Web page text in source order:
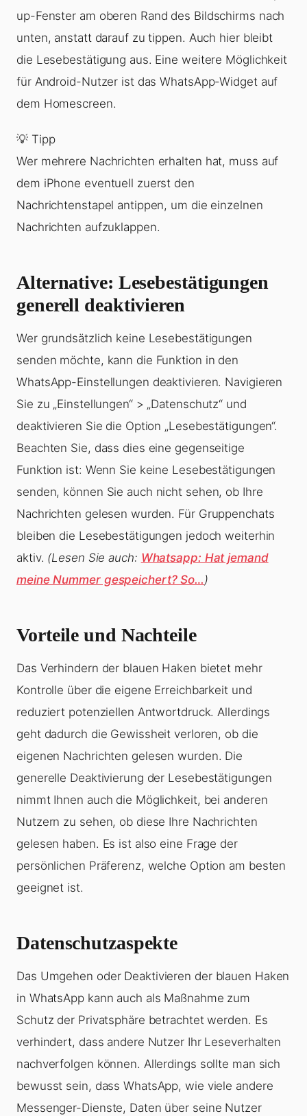
up-Fenster am oberen Rand des Bildschirms nach
unten, anstatt darauf zu tippen. Auch hier bleibt
die Lesebestätigung aus. Eine weitere Möglichkeit
für Android-Nutzer ist das WhatsApp-Widget auf
dem Homescreen.
💡 Tipp
Wer mehrere Nachrichten erhalten hat, muss auf
dem iPhone eventuell zuerst den
Nachrichtenstapel antippen, um die einzelnen
Nachrichten aufzuklappen.
Alternative: Lesebestätigungen
generell deaktivieren
Wer grundsätzlich keine Lesebestätigungen
senden möchte, kann die Funktion in den
WhatsApp-Einstellungen deaktivieren. Navigieren
Sie zu „Einstellungen“ > „Datenschutz“ und
deaktivieren Sie die Option „Lesebestätigungen“.
Beachten Sie, dass dies eine gegenseitige
Funktion ist: Wenn Sie keine Lesebestätigungen
senden, können Sie auch nicht sehen, ob Ihre
Nachrichten gelesen wurden. Für Gruppenchats
bleiben die Lesebestätigungen jedoch weiterhin
aktiv. (Lesen Sie auch: Whatsapp: Hat jemand
meine Nummer gespeichert? So…)
Vorteile und Nachteile
Das Verhindern der blauen Haken bietet mehr
Kontrolle über die eigene Erreichbarkeit und
reduziert potenziellen Antwortdruck. Allerdings
geht dadurch die Gewissheit verloren, ob die
eigenen Nachrichten gelesen wurden. Die
generelle Deaktivierung der Lesebestätigungen
nimmt Ihnen auch die Möglichkeit, bei anderen
Nutzern zu sehen, ob diese Ihre Nachrichten
gelesen haben. Es ist also eine Frage der
persönlichen Präferenz, welche Option am besten
geeignet ist.
Datenschutzaspekte
Das Umgehen oder Deaktivieren der blauen Haken
in WhatsApp kann auch als Maßnahme zum
Schutz der Privatsphäre betrachtet werden. Es
verhindert, dass andere Nutzer Ihr Leseverhalten
nachverfolgen können. Allerdings sollte man sich
bewusst sein, dass WhatsApp, wie viele andere
Messenger-Dienste, Daten über seine Nutzer